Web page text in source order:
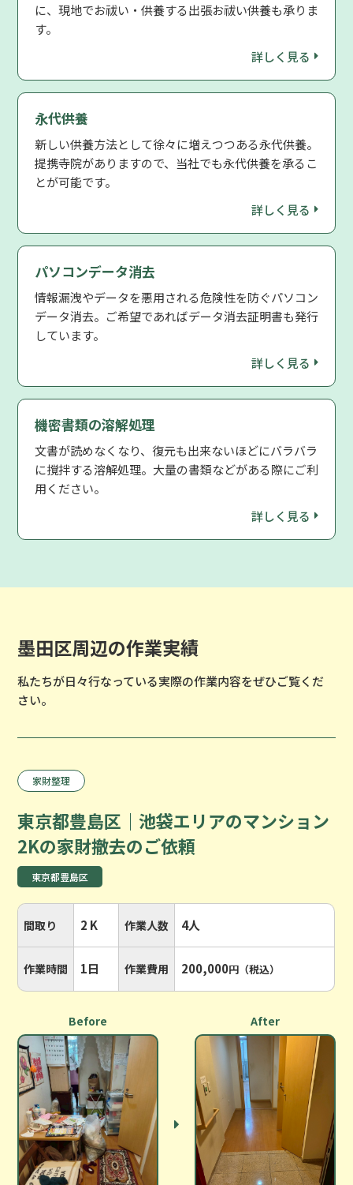
に、現地でお祓い・供養する出張お祓い供養も承りま
す。
詳しく見る
永代供養
新しい供養方法として徐々に増えつつある永代供養。
提携寺院がありますので、当社でも永代供養を承るこ
とが可能です。
詳しく見る
パソコンデータ消去
情報漏洩やデータを悪用される危険性を防ぐパソコン
データ消去。ご希望であればデータ消去証明書も発行
しています。
詳しく見る
機密書類の溶解処理
文書が読めなくなり、復元も出来ないほどにバラバラ
に撹拌する溶解処理。大量の書類などがある際にご利
用ください。
詳しく見る
墨田区周辺の作業実績
私たちが日々行なっている実際の作業内容をぜひご覧くだ
さい。
家財整理
東京都豊島区｜池袋エリアのマンション
2Kの家財撤去のご依頼
東京都豊島区
間取り 2 K 作業人数 4人
作業時間 1日 作業費用 200,000円（税込）
Before After